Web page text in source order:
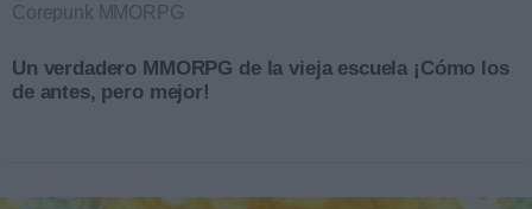
Corepunk MMORPG
Un verdadero MMORPG de la vieja escuela ¡Cómo los
de antes, pero mejor!